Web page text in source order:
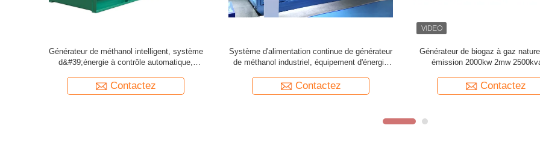
Système de production d'électricité au gaz
naturel à base de biogaz
Contactez
Générateur de gaz naturel Hyundai à vitesse
moyenne
Contactez
Générateur à gaz MWM à
TCG3016
Contactez